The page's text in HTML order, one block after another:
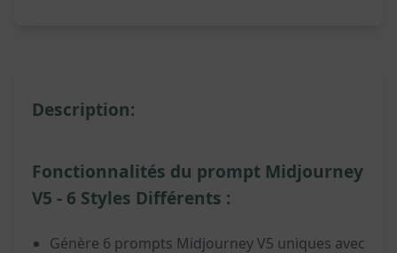
Description:
Fonctionnalités du prompt Midjourney
V5 - 6 Styles Différents :
Génère 6 prompts Midjourney V5 uniques avec